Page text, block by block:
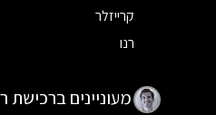
קרייזלר
רנו
מעוניינים